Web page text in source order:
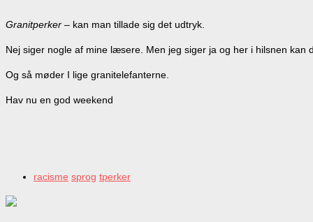
Granitperker – kan man tillade sig det udtryk.
Nej siger nogle af mine læsere. Men jeg siger ja og her i hilsnen
Og så møder I lige granitelefanterne.
Hav nu en god weekend
racisme sprog tperker